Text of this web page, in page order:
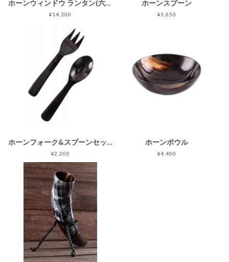
ホーンウィンドウ ランタン(六角型)
¥14,300
ホーンスプーン
¥1,650
ホーンフォーク&スプーンセット
¥2,200
ホーンボウル
¥4,400